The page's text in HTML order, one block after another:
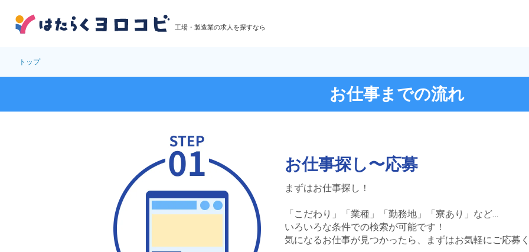
工場・製造業の求人を探すなら
トップ
お仕事までの流れ
お仕事探し〜応募
まずはお仕事探し！
「こだわり」「業種」「勤務地」「寮あり」など…
いろいろな条件での検索が可能です！
気になるお仕事が見つかったら、まずはお気軽にご応募く